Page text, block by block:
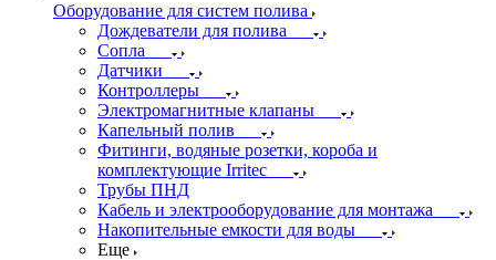
Оборудование для систем полива
Дождеватели для полива
Сопла
Датчики
Контроллеры
Электромагнитные клапаны
Капельный полив
Фитинги, водяные розетки, короба и
комплектующие Irritec
Трубы ПНД
Кабель и электрооборудование для монтажа
Накопительные емкости для воды
Еще